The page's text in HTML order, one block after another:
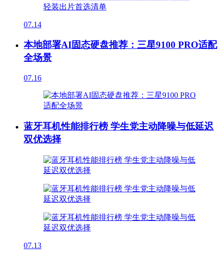
07.14
本地部署AI固态硬盘推荐：三星9100 PRO适配
全场景
07.16
蓝牙耳机性能排行榜 学生党主动降噪与低延迟
双优选择
07.13